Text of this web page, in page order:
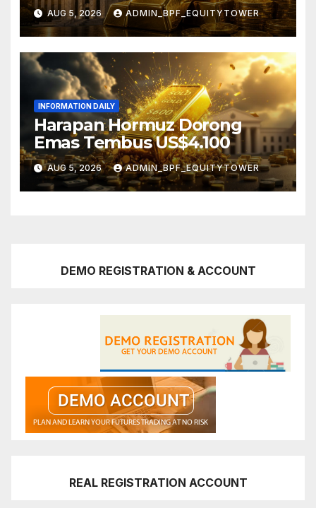
AUG 5, 2026 ADMIN_BPF_EQUITYTOWER
INFORMATION DAILY
Harapan Hormuz Dorong
Emas Tembus US$4.100
AUG 5, 2026 ADMIN_BPF_EQUITYTOWER
DEMO REGISTRATION & ACCOUNT
REAL REGISTRATION ACCOUNT